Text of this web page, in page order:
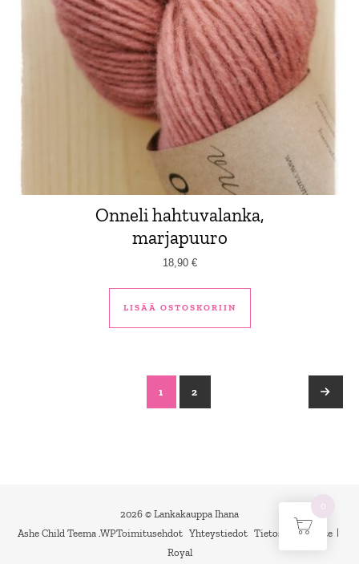
Onneli hahtuvalanka,
marjapuuro
18,90 €
LISÄÄ OSTOSKORIIN
1 2
2026 © Lankakauppa Ihana
Toimitusehdot Yhteystiedot Tietosuojaseloste
Ashe Child Teema .WP
Royal
0